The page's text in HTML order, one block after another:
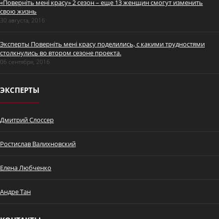
Промо Дмитрий Слоссер
ведущим пластическим
Історія Оксани Шевчун.
«Поверніть мені красу» 2 сезон – еще 13 женщин смогут изменить
свою жизнь
30 августа, 2016
Эксперты Поверніть мені красу поделились, с какими трудностями
столкнулись во втором сезоне проекта.
06 сентября, 2016
ЭКСПЕРТЫ
Дмитрий Слоссер
Ростислав Валихновский
Елена Любченко
Андре Тан